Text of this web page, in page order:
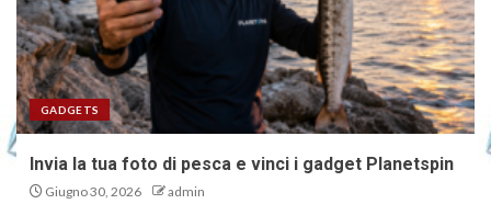
GADGETS
Invia la tua foto di pesca e vinci i gadget Planetspin
Giugno 30, 2026 admin